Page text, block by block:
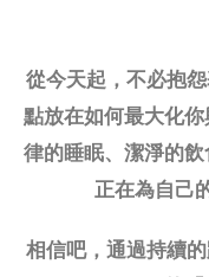
從今天起，不必抱
點放在如何最大化
律的睡眠、潔淨的
正在為自己
相信吧，通過持續